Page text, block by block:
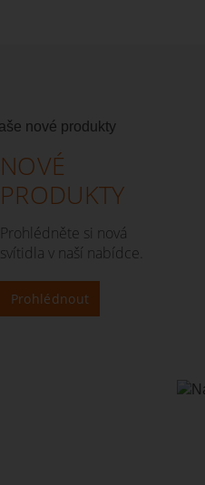
NOVÉ
PRODUKTY
Prohlédněte si nová
svítidla v naší nabídce.
Prohlédnout